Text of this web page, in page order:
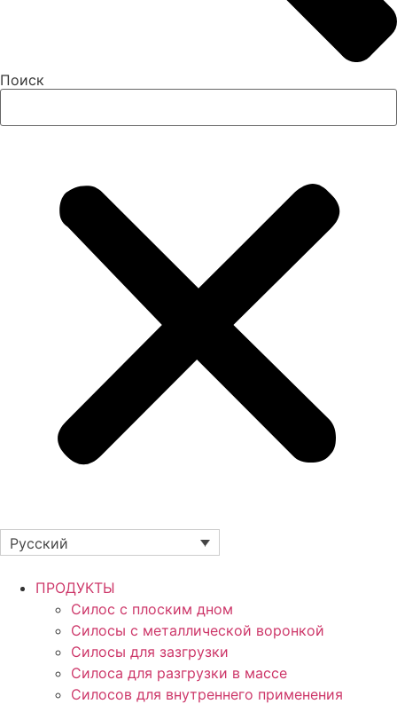
Поиск
Русский
ПРОДУКТЫ
Силос с плоским дном
Силосы с металлической воронкой
Силосы для зазгрузки
Силоса для разгрузки в массе
Силосов для внутреннего применения